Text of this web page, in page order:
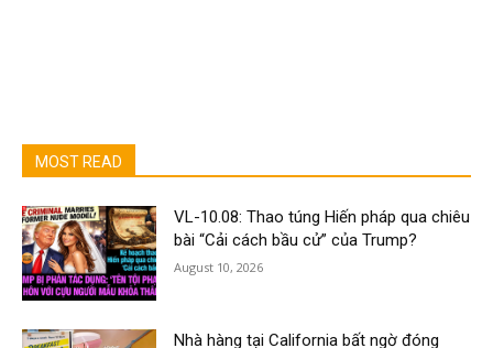
MOST READ
VL-10.08: Thao túng Hiến pháp qua chiêu
bài “Cải cách bầu cử” của Trump?
August 10, 2026
Nhà hàng tại California bất ngờ đóng